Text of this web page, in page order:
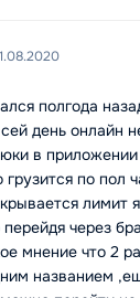
полгода
день онлайн
в
грузится по пол
лимит
через
мнение что 2
названием